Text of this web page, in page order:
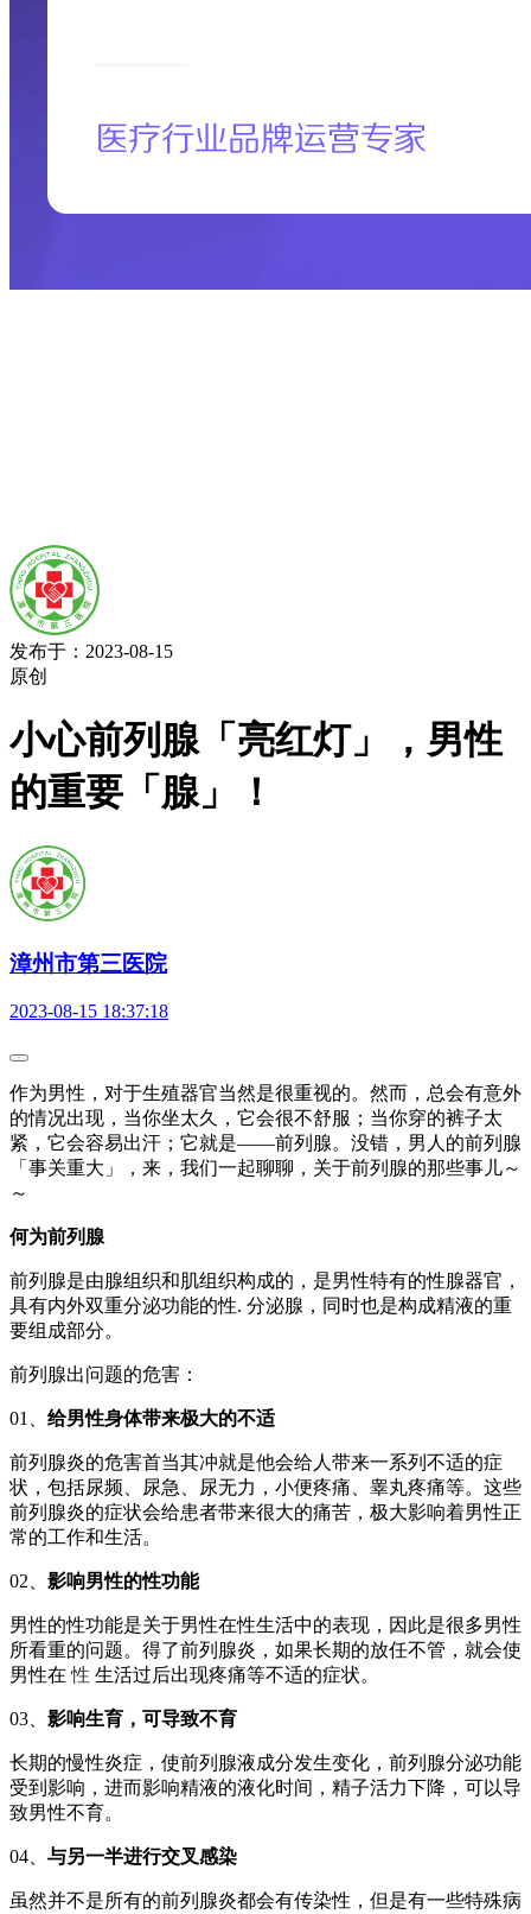
发布于：2023-08-15
原创
小心前列腺「亮红灯」，男性
的重要「腺」！
漳州市第三医院
2023-08-15 18:37:18
作为男性，对于生殖器官当然是很重视的。然而，总会有意外
的情况出现，当你坐太久，它会很不舒服；当你穿的裤子太
紧，它会容易出汗；它就是——前列腺。没错，男人的前列腺
「事关重大」，来，我们一起聊聊，关于前列腺的那些事儿～
～
何为前列腺
前列腺是由腺组织和肌组织构成的，是男性特有的性腺器官，
具有内外双重分泌功能的性. 分泌腺，同时也是构成精液的重
要组成部分。
前列腺出问题的危害：
01、 给男性身体带来极大的不适
前列腺炎的危害首当其冲就是他会给人带来一系列不适的症
状，包括尿频、尿急、尿无力，小便疼痛、睾丸疼痛等。这些
前列腺炎的症状会给患者带来很大的痛苦，极大影响着男性正
常的工作和生活。
02、 影响男性的性功能
男性的性功能是关于男性在性生活中的表现，因此是很多男性
所看重的问题。得了前列腺炎，如果长期的放任不管，就会使
男性在性 生活过后出现疼痛等不适的症状。
03、 影响生育，可导致不育
长期的慢性炎症，使前列腺液成分发生变化，前列腺分泌功能
受到影响，进而影响精液的液化时间，精子活力下降，可以导
致男性不育。
04、 与另一半进行交叉感染
虽然并不是所有的前列腺炎都会有传染性，但是有一些特殊病